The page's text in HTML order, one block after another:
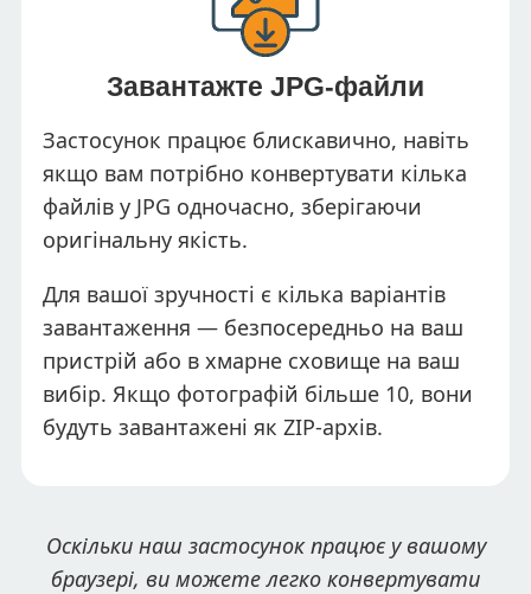
Завантажте JPG-файли
Застосунок працює блискавично, навіть
якщо вам потрібно конвертувати кілька
файлів у JPG одночасно, зберігаючи
оригінальну якість.
Для вашої зручності є кілька варіантів
завантаження — безпосередньо на ваш
пристрій або в хмарне сховище на ваш
вибір. Якщо фотографій більше 10, вони
будуть завантажені як ZIP-архів.
Оскільки наш застосунок працює у вашому
браузері, ви можете легко конвертувати